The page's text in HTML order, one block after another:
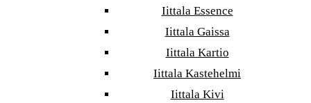
Iittala Essence
Iittala Gaissa
Iittala Kartio
Iittala Kastehelmi
Iittala Kivi